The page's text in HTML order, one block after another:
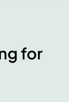
for